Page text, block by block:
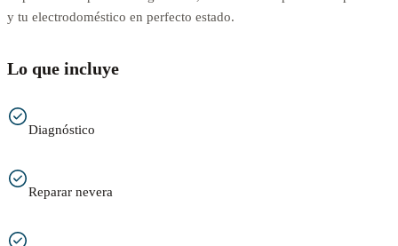
y tu electrodoméstico en perfecto estado.
Lo que incluye
Diagnóstico
Reparar nevera